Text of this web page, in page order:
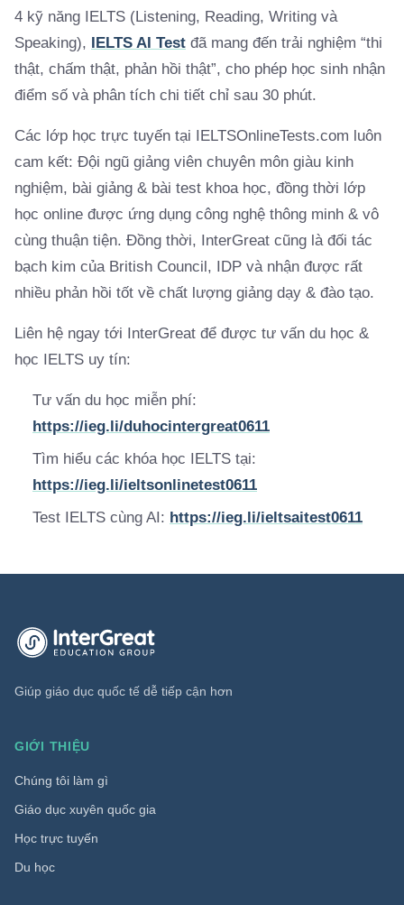
4 kỹ năng IELTS (Listening, Reading, Writing và
Speaking), IELTS AI Test đã mang đến trải nghiệm “thi
thật, chấm thật, phản hồi thật”, cho phép học sinh nhận
điểm số và phân tích chi tiết chỉ sau 30 phút.
Các lớp học trực tuyến tại IELTSOnlineTests.com luôn
cam kết: Đội ngũ giảng viên chuyên môn giàu kinh
nghiệm, bài giảng & bài test khoa học, đồng thời lớp
học online được ứng dụng công nghệ thông minh & vô
cùng thuận tiện. Đồng thời, InterGreat cũng là đối tác
bạch kim của British Council, IDP và nhận được rất
nhiều phản hồi tốt về chất lượng giảng dạy & đào tạo.
Liên hệ ngay tới InterGreat để được tư vấn du học &
học IELTS uy tín:
Tư vấn du học miễn phí:
https://ieg.li/duhocintergreat0611
Tìm hiểu các khóa học IELTS tại:
https://ieg.li/ieltsonlinetest0611
Test IELTS cùng AI: https://ieg.li/ieltsaitest0611
Trang chủ InterGreat Education Group
Giúp giáo dục quốc tế dễ tiếp cận hơn
GIỚI THIỆU
Chúng tôi làm gì
Giáo dục xuyên quốc gia
Học trực tuyến
Du học